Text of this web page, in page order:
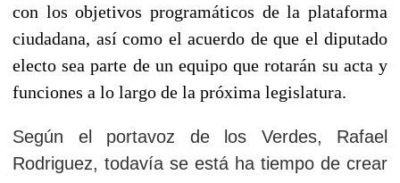
con los objetivos programáticos de la plataforma
ciudadana, así como el acuerdo de que el diputado
electo sea parte de un equipo que rotarán su acta y
funciones a lo largo de la próxima legislatura.
Según el portavoz de los Verdes, Rafael
Rodriguez, todavía se está ha tiempo de crear